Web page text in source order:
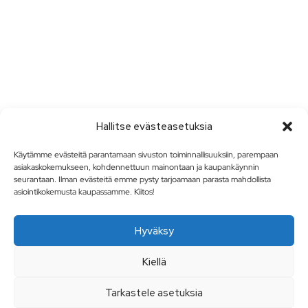
Hallitse evästeasetuksia
Käytämme evästeitä parantamaan sivuston toiminnallisuuksiin, parempaan
asiakaskokemukseen, kohdennettuun mainontaan ja kaupankäynnin
seurantaan. Ilman evästeitä emme pysty tarjoamaan parasta mahdollista
asiointikokemusta kaupassamme. Kiitos!
Hyväksy
Kiellä
Tarkastele asetuksia